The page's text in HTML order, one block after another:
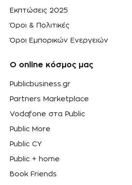
Εκπτώσεις 2025
Όροι & Πολιτικές
Όροι Εμπορικών Ενεργειών
Ο online κόσμος μας
Publicbusiness.gr
Partners Marketplace
Vodafone στα Public
Public More
Public CY
Public + home
Book Friends